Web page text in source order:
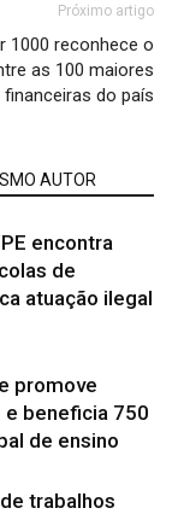
Próximo artigo
1000 reconhece o
as 100 maiores
do país
AUTOR
encontra
de
atuação ilegal
promove
beneficia 750
de ensino
trabalhos